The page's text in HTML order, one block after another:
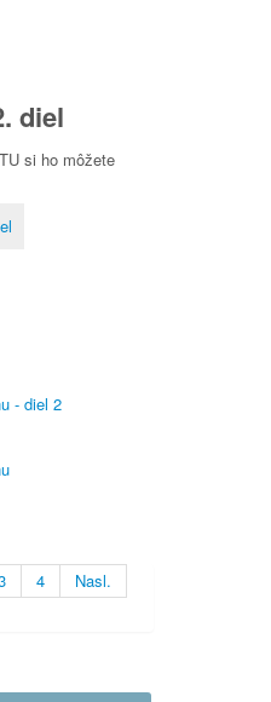
diel
si ho môžete
- diel 2
4
Nasl.